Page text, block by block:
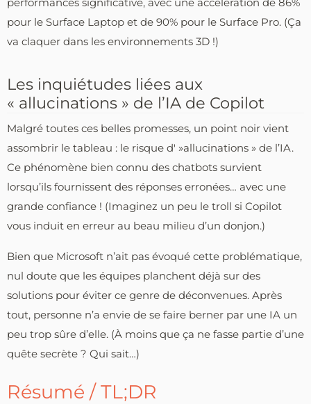
pour le Surface Laptop et de 90% pour le Surface Pro. (Ça
va claquer dans les environnements 3D !)
Les inquiétudes liées aux
« allucinations » de l’IA de Copilot
Malgré toutes ces belles promesses, un point noir vient
assombrir le tableau : le risque d' »allucinations » de l’IA.
Ce phénomène bien connu des chatbots survient
lorsqu’ils fournissent des réponses erronées… avec une
grande confiance ! (Imaginez un peu le troll si Copilot
vous induit en erreur au beau milieu d’un donjon.)
Bien que Microsoft n’ait pas évoqué cette problématique,
nul doute que les équipes planchent déjà sur des
solutions pour éviter ce genre de déconvenues. Après
tout, personne n’a envie de se faire berner par une IA un
peu trop sûre d’elle. (À moins que ça ne fasse partie d’une
quête secrète ? Qui sait…)
Résumé / TL;DR